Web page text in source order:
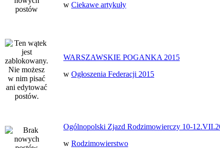
w Ciekawe artykuły
WARSZAWSKIE POGANKA 2015
w Ogłoszenia Federacji 2015
Ogólnopolski Zjazd Rodzimowierczy 10-
w Rodzimowierstwo